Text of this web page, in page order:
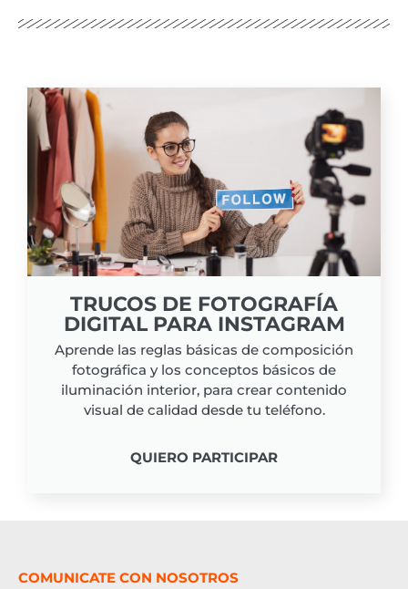
TRUCOS DE FOTOGRAFÍA
DIGITAL PARA INSTAGRAM
Aprende las reglas básicas de composición
fotográfica y los conceptos básicos de
iluminación interior, para crear contenido
visual de calidad desde tu teléfono.
QUIERO PARTICIPAR
COMUNICATE CON NOSOTROS